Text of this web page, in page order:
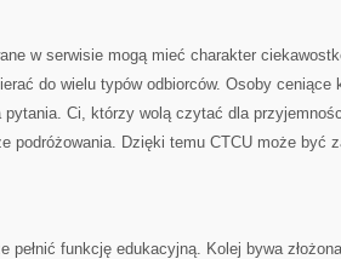
w serwisie mogą mieć charakter
do wielu typów odbiorców. Osoby ceniące
pytania. Ci, którzy wolą czytać dla
podróżowania. Dzięki temu CTCU może być
pełnić funkcję edukacyjną. Kolej bywa